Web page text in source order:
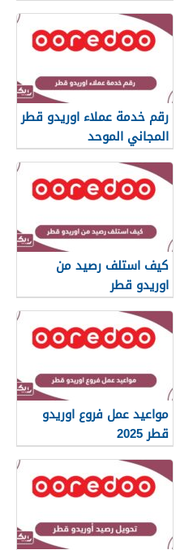
رقم خدمة عملاء اوريدو قطر
المجاني الموحد
كيف استلف رصيد من
اوريدو قطر
مواعيد عمل فروع اوريدو
قطر 2025